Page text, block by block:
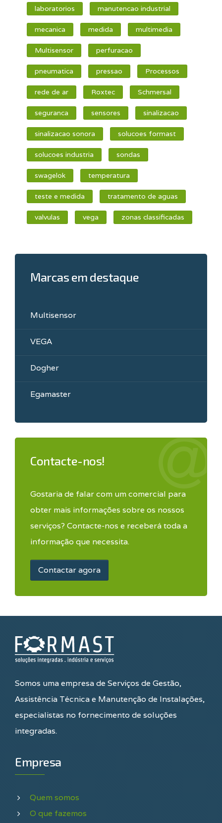
laboratorios manutencao industrial
mecanica medida multimedia
Multisensor perfuracao
pneumatica pressao Processos
rede de ar Roxtec Schmersal
seguranca sensores sinalizacao
sinalizacao sonora solucoes formast
solucoes industria sondas
swagelok temperatura
teste e medida tratamento de aguas
valvulas vega zonas classificadas
Marcas em destaque
Multisensor
VEGA
Dogher
Egamaster
Contacte-nos!
Gostaria de falar com um comercial para
obter mais informações sobre os nossos
serviços? Contacte-nos e receberá toda a
informação que necessita.
Contactar agora
Somos uma empresa de Serviços de Gestão,
Assistência Técnica e Manutenção de Instalações,
especialistas no fornecimento de soluções
integradas.
Empresa
Quem somos
O que fazemos